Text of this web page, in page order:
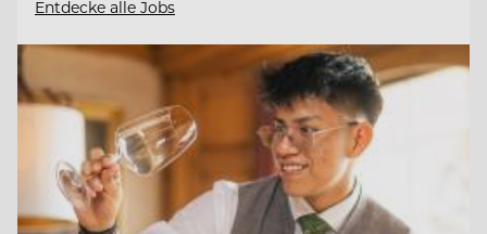
Entdecke alle Jobs